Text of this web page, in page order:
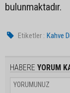
bulunmaktadır.
Etiketler : Kahve
HABERE YORUM